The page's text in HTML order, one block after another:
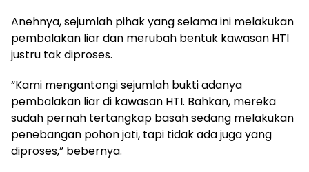
Anehnya, sejumlah pihak yang selama ini melakukan
pembalakan liar dan merubah bentuk kawasan HTI
justru tak diproses.
“Kami mengantongi sejumlah bukti adanya
pembalakan liar di kawasan HTI. Bahkan, mereka
sudah pernah tertangkap basah sedang melakukan
penebangan pohon jati, tapi tidak ada juga yang
diproses,” bebernya.